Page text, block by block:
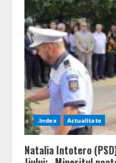
.Index Actualitate
Natalia Intotero